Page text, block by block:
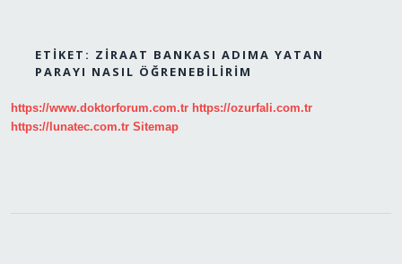
ETIKET: ZIRAAT BANKASI ADIMA YATAN
PARAYI NASIL ÖĞRENEBILIRIM
https://www.doktorforum.com.tr https://ozurfali.com.tr
https://lunatec.com.tr Sitemap